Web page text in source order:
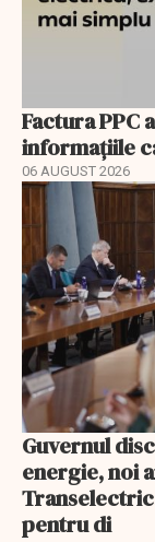
Factura PPC
informațiile
06 AUGUST 2026
Guvernul
energie, noi
pentru di